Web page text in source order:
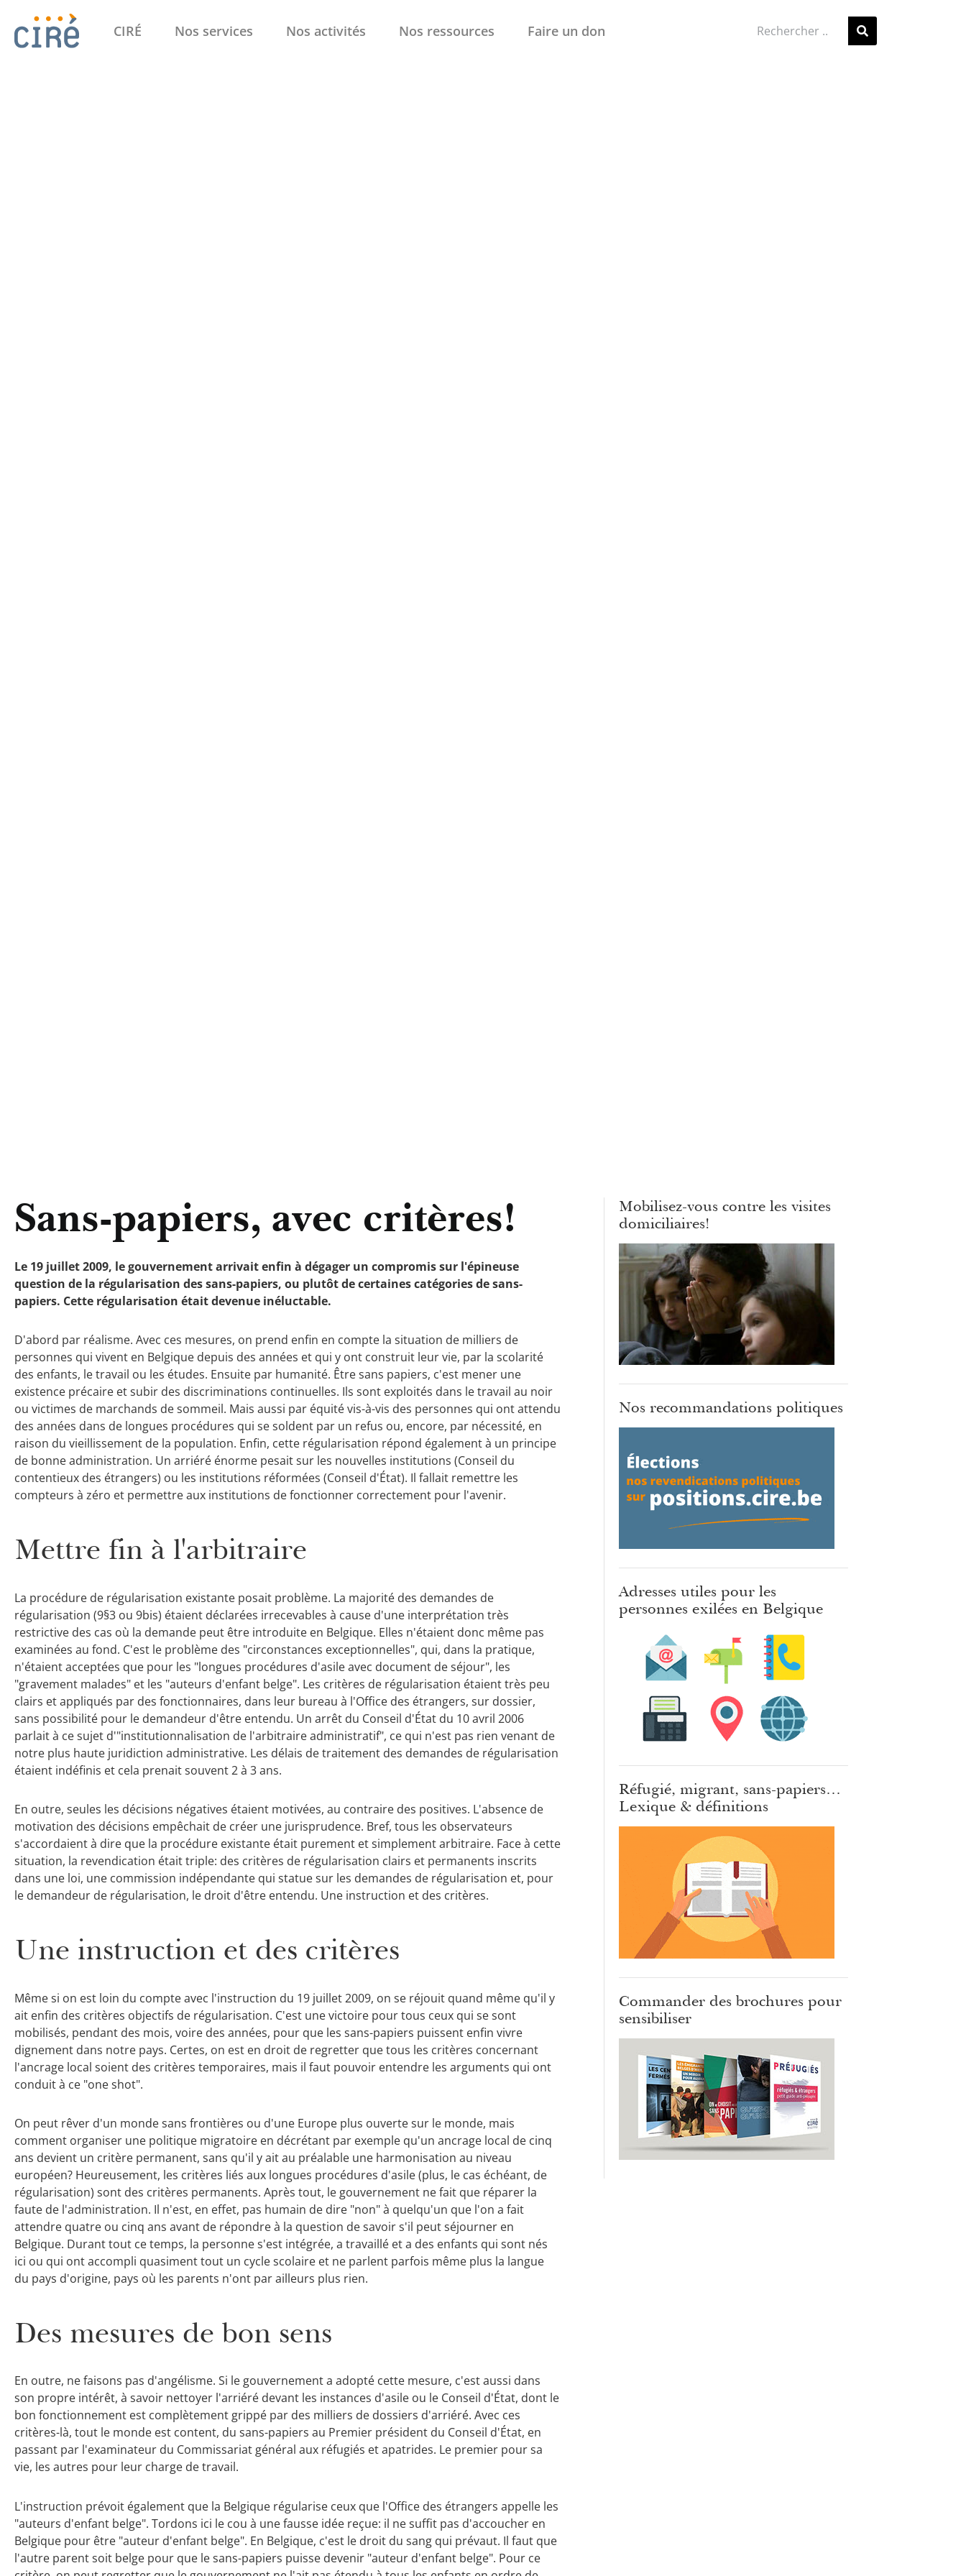
CIRÉ Nos services Nos activités Nos ressources Faire un don
Sans-papiers, avec critères!
Le 19 juillet 2009, le gouvernement arrivait enfin à dégager un compromis sur l'épineuse
question de la régularisation des sans-papiers, ou plutôt de certaines catégories de sans-
papiers. Cette régularisation était devenue inéluctable.
D'abord par réalisme. Avec ces mesures, on prend enfin en compte la situation de milliers de
personnes qui vivent en Belgique depuis des années et qui y ont construit leur vie, par la scolarité
des enfants, le travail ou les études. Ensuite par humanité. Être sans papiers, c'est mener une
existence précaire et subir des discriminations continuelles. Ils sont exploités dans le travail au noir
ou victimes de marchands de sommeil. Mais aussi par équité vis-à-vis des personnes qui ont attendu
des années dans de longues procédures qui se soldent par un refus ou, encore, par nécessité, en
raison du vieillissement de la population. Enfin, cette régularisation répond également à un principe
de bonne administration. Un arriéré énorme pesait sur les nouvelles institutions (Conseil du
contentieux des étrangers) ou les institutions réformées (Conseil d'État). Il fallait remettre les
compteurs à zéro et permettre aux institutions de fonctionner correctement pour l'avenir.
Mettre fin à l'arbitraire
La procédure de régularisation existante posait problème. La majorité des demandes de
régularisation (9§3 ou 9bis) étaient déclarées irrecevables à cause d'une interprétation très
restrictive des cas où la demande peut être introduite en Belgique. Elles n'étaient donc même pas
examinées au fond. C'est le problème des "circonstances exceptionnelles", qui, dans la pratique,
n'étaient acceptées que pour les "longues procédures d'asile avec document de séjour", les
"gravement malades" et les "auteurs d'enfant belge". Les critères de régularisation étaient très peu
clairs et appliqués par des fonctionnaires, dans leur bureau à l'Office des étrangers, sur dossier,
sans possibilité pour le demandeur d'être entendu. Un arrêt du Conseil d'État du 10 avril 2006
parlait à ce sujet d'"institutionnalisation de l'arbitraire administratif", ce qui n'est pas rien venant de
notre plus haute juridiction administrative. Les délais de traitement des demandes de régularisation
étaient indéfinis et cela prenait souvent 2 à 3 ans.
En outre, seules les décisions négatives étaient motivées, au contraire des positives. L'absence de
motivation des décisions empêchait de créer une jurisprudence. Bref, tous les observateurs
s'accordaient à dire que la procédure existante était purement et simplement arbitraire. Face à cette
situation, la revendication était triple: des critères de régularisation clairs et permanents inscrits
dans une loi, une commission indépendante qui statue sur les demandes de régularisation et, pour
le demandeur de régularisation, le droit d'être entendu. Une instruction et des critères.
Une instruction et des critères
Même si on est loin du compte avec l'instruction du 19 juillet 2009, on se réjouit quand même qu'il y
ait enfin des critères objectifs de régularisation. C'est une victoire pour tous ceux qui se sont
mobilisés, pendant des mois, voire des années, pour que les sans-papiers puissent enfin vivre
dignement dans notre pays. Certes, on est en droit de regretter que tous les critères concernant
l'ancrage local soient des critères temporaires, mais il faut pouvoir entendre les arguments qui ont
conduit à ce "one shot".
On peut rêver d'un monde sans frontières ou d'une Europe plus ouverte sur le monde, mais
comment organiser une politique migratoire en décrétant par exemple qu'un ancrage local de cinq
ans devient un critère permanent, sans qu'il y ait au préalable une harmonisation au niveau
européen? Heureusement, les critères liés aux longues procédures d'asile (plus, le cas échéant, de
régularisation) sont des critères permanents. Après tout, le gouvernement ne fait que réparer la
faute de l'administration. Il n'est, en effet, pas humain de dire "non" à quelqu'un que l'on a fait
attendre quatre ou cinq ans avant de répondre à la question de savoir s'il peut séjourner en
Belgique. Durant tout ce temps, la personne s'est intégrée, a travaillé et a des enfants qui sont nés
ici ou qui ont accompli quasiment tout un cycle scolaire et ne parlent parfois même plus la langue
du pays d'origine, pays où les parents n'ont par ailleurs plus rien.
Des mesures de bon sens
En outre, ne faisons pas d'angélisme. Si le gouvernement a adopté cette mesure, c'est aussi dans
son propre intérêt, à savoir nettoyer l'arriéré devant les instances d'asile ou le Conseil d'État, dont le
bon fonctionnement est complètement grippé par des milliers de dossiers d'arriéré. Avec ces
critères-là, tout le monde est content, du sans-papiers au Premier président du Conseil d'État, en
passant par l'examinateur du Commissariat général aux réfugiés et apatrides. Le premier pour sa
vie, les autres pour leur charge de travail.
L'instruction prévoit également que la Belgique régularise ceux que l'Office des étrangers appelle les
"auteurs d'enfant belge". Tordons ici le cou à une fausse idée reçue: il ne suffit pas d'accoucher en
Belgique pour être "auteur d'enfant belge". En Belgique, c'est le droit du sang qui prévaut. Il faut que
l'autre parent soit belge pour que le sans-papiers puisse devenir "auteur d'enfant belge". Pour ce
Mobilisez-vous contre les visites
domiciliaires!
Nos recommandations politiques
Adresses utiles pour les
personnes exilées en Belgique
Réfugié, migrant, sans-papiers…
Lexique & définitions
Commander des brochures pour
sensibiliser